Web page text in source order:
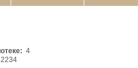
4